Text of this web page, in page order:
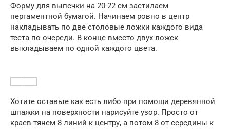
Форму для выпечки на 20-22 см застилаем
пергаментной бумагой. Начинаем ровно в центр
накладывать по две столовые ложки каждого вида
теста по очереди. В конце вместо двух ложек
выкладываем по одной каждого цвета.
Хотите оставьте как есть либо при помощи деревянной
шпажки на поверхности нарисуйте узор. Просто от
краев тянем 8 линий к центру, а потом 8 от середины к